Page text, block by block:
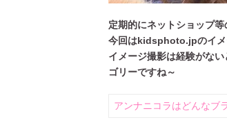
定期的にネットショップ
今回はkidsphoto.jpのイメ
イメージ撮影は経験がな
ゴリーですね～
アンナニコラはどんなブ